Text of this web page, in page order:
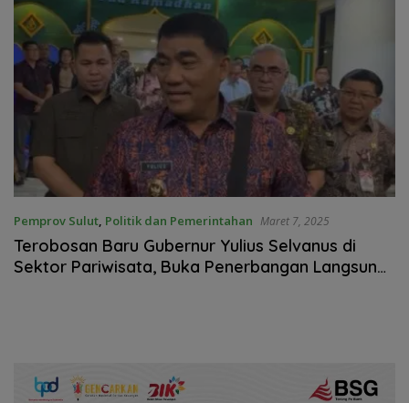
Pemprov Sulut, Politik dan Pemerintahan Maret 7, 2025
Terobosan Baru Gubernur Yulius Selvanus di
Sektor Pariwisata, Buka Penerbangan Langsung